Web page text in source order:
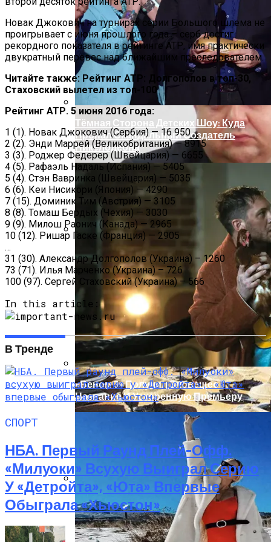
Легковушку: Двое Погибших
Прокурор Хмельницкой Области Умер
От Осложнений Коронавируса
В Египте Госпитализировали 5-
Летнюю Украинку С Признаками
Изнасилования: Мать Отрицает
Насилие
Тёмная Сторона Детских Шоу: Куда
Пропал Скандальный Создатель
Никелодеона
«Веном 3» Получил Зловещее
Название И Ускоренную Премьеру
Новак Джокович на турнирах серии Большого шлема не
проигрывает с июня прошлого года – серб достиг
рекордного показателя в рейтинге АТР, имя практически
двукратный перевес над ближайшим преследователем.
Читайте также: Рейтинг АТР: Долгополов в топ-30,
Стаховский вылетел из топ-100
Рейтинг АТР. 5 июня 2016 года:
1 (1). Новак Джокович (Сербия) — 16 950
2 (2). Энди Маррей (Великобритания) — 8915
3 (3). Роджер Федерер (Швейцария) — 6655
4 (5). Рафаэль Надаль (Испания) — 5405
5 (4). Стэн Вавринка (Швейцария) — 5035
6 (6). Кеи Нисикори (Япония) — 4290
7 (15). Доминик Тим (Австрия) — 3105
8 (8). Томаш Бердых (Чехия) — 3030
9 (9). Милош Раонич (Канада) — 2965
10 (12). Ришар Гаске (Франция) — 2905
…
31 (30). Александр Долгополов (Украина) – 1260
73 (71). Илья Марченко (Украина) – 726
100 (97). Сергей Стаховский (Украина) – 566
In this article:
В Тренде
СПОРТ
НБА. Первый Раунд Плей-Офф.
«Милуоки» Всухую Выиграл Серию
У «Детройта», «Юта» Впервые
Обыграла «Хьюстон»